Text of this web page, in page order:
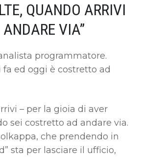
QUANDO ARRIVI
VIA”
programmatore.
ed oggi è costretto ad
– per la gioia di aver
sei costretto ad andare via.
che prendendo in
sta per lasciare il ufficio,